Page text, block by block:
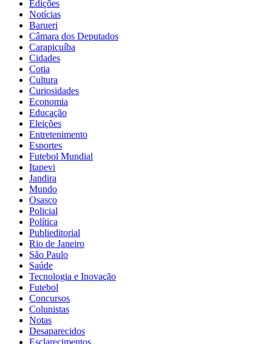
Edições
Notícias
Barueri
Câmara dos Deputados
Carapicuíba
Cidades
Cotia
Cultura
Curiosidades
Economia
Educação
Eleições
Entretenimento
Esportes
Futebol Mundial
Itapevi
Jandira
Mundo
Osasco
Policial
Política
Publieditorial
Rio de Janeiro
São Paulo
Saúde
Tecnologia e Inovação
Futebol
Concursos
Colunistas
Notas
Desaparecidos